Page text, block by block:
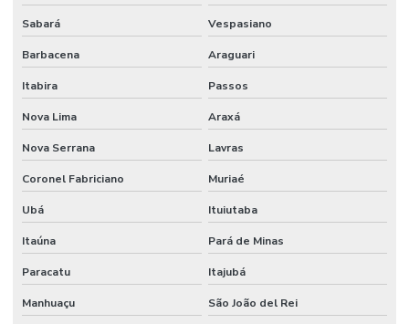
Sabará Vespasiano
Barbacena Araguari
Itabira Passos
Nova Lima Araxá
Nova Serrana Lavras
Coronel Fabriciano Muriaé
Ubá Ituiutaba
Itaúna Pará de Minas
Paracatu Itajubá
Manhuaçu São João del Rei